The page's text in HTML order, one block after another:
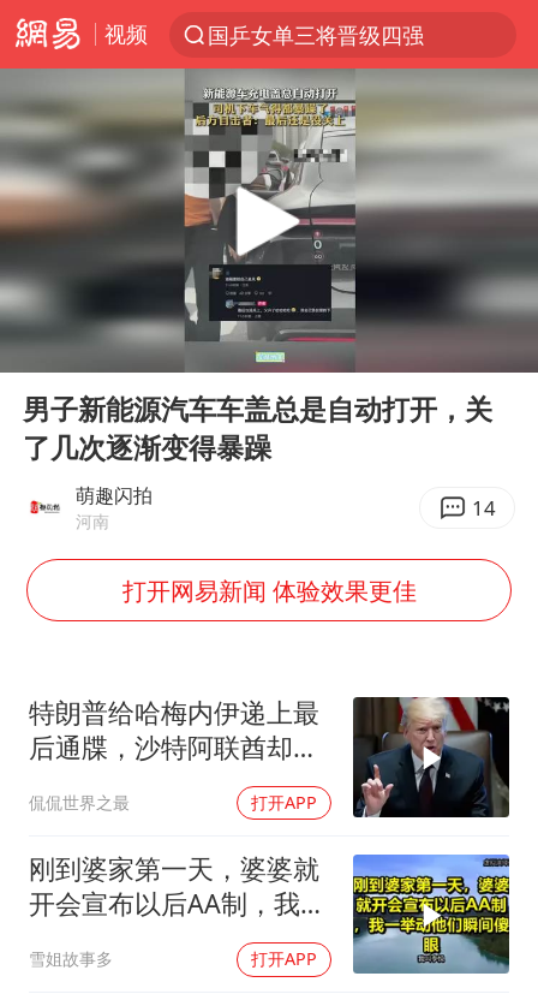
视频
国乒女单三将晋级四强
光影经济撬动暑期消费新蓝海
马克·艾伦退出斯诺克中国公开赛
上四休三，但降薪1000元，你接受吗？
央视新主播李秋莹孙亚鹏亮相
情侣平潭拍日出坠崖1死1伤
全民健身事业高质量发展
白海豚将正面袭击贯穿浙江
酒店回应车内过夜被收150元
商场现钱学森巨幅海报 负责人回应
36岁男演员成景区NPC后人气爆棚
夏日经济乘“热”而上 消费市场向“新”而行
乐享全民健身 共筑健康中国
Play
00:00
男子新能源汽车车盖总是自动打开，关
了几次逐渐变得暴躁
萌趣闪拍
河南 14
打开网易新闻 体验效果更佳
特朗普给哈梅内伊递上最
后通牒，沙特阿联酋却先
侃侃世界之最 打开APP
刚到婆家第一天，婆婆就
开会宣布以后AA制，我一
举动他们瞬间傻眼！
雪姐故事多 打开APP